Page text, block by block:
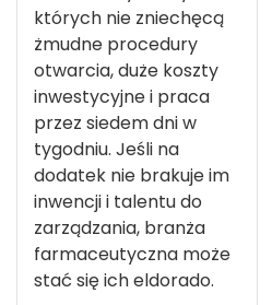
których nie zniechęcą
żmudne procedury
otwarcia, duże koszty
inwestycyjne i praca
przez siedem dni w
tygodniu. Jeśli na
dodatek nie brakuje im
inwencji i talentu do
zarządzania, branża
farmaceutyczna może
stać się ich eldorado.